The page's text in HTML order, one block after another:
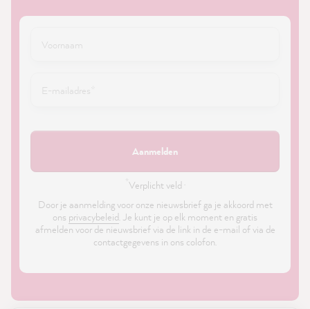
Aanmelden
Verplicht veld ·
Door je aanmelding voor onze nieuwsbrief ga je akkoord met
ons privacybeleid. Je kunt je op elk moment en gratis
afmelden voor de nieuwsbrief via de link in de e-mail of via de
contactgegevens in ons colofon.
21,928Reviews